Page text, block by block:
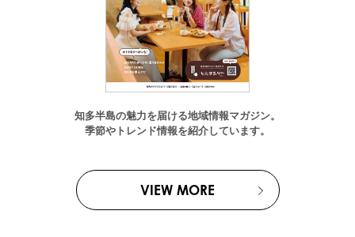
知多半島の魅力を届ける地域情報マガジン。
季節やトレンド情報を紹介しています。
VIEW MORE